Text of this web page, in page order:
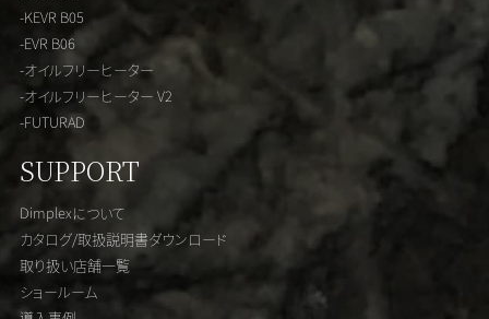
-KEVR B05
-EVR B06
-オイルフリーヒーター
-オイルフリーヒーター V2
-FUTURAD
SUPPORT
Dimplexについて
カタログ/取扱説明書ダウンロード
取り扱い店舗一覧
ショールーム